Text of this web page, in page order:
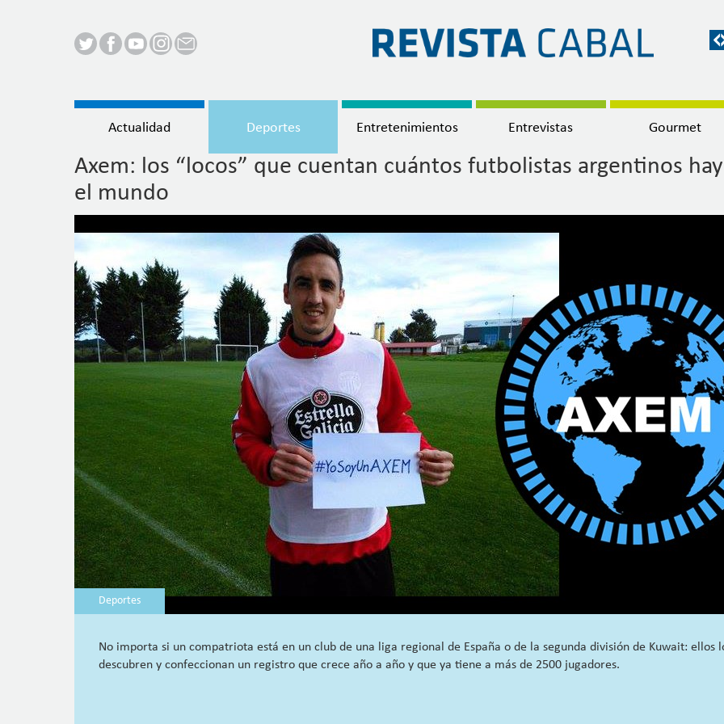
Menú
principal
Actualidad Deportes Entretenimientos Entrevistas Gourmet
Axem: los “locos” que cuentan cuántos futbolistas argentinos
el mundo
Deportes
No importa si un compatriota está en un club de una liga regional de España o de la segunda división de Kuwait: ellos
descubren y confeccionan un registro que crece año a año y que ya tiene a más de 2500 jugadores.